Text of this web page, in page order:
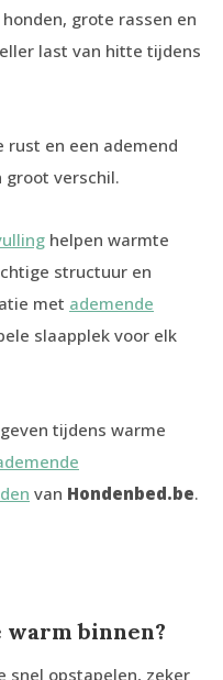
grote rassen en
last van hitte tijdens
rust en een ademend
groot verschil.
helpen warmte
structuur en
met ademende
slaapplek voor elk
tijdens warme
van Hondenbed.be.
binnen?
snel opstapelen, zeker